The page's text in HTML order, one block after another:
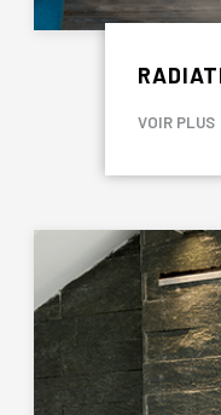
VOIR PLUS